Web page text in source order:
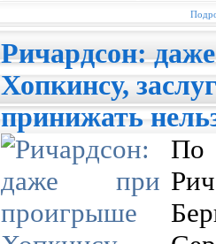
Ричардсон:
Хопкинсу,
принижать